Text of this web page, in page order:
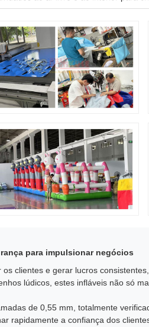
para impulsionar negócios
clientes e gerar lucros
lúdicos, estes infláveis não só
de 0,55 mm, totalmente
rapidamente a confiança dos